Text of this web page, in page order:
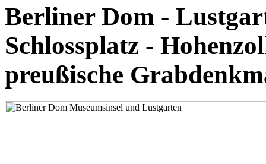
Berliner Dom -
Schlossplatz -
preußische